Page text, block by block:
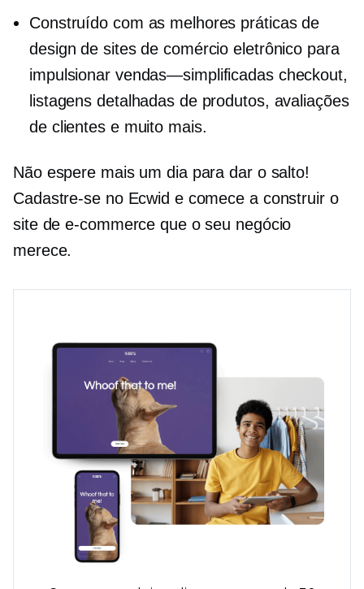
Construído com as melhores práticas de
design de sites de comércio eletrônico para
impulsionar vendas—simplificadascheckout,
listagens detalhadas de produtos, avaliações
de clientes e muito mais.
Não espere mais um dia para dar o salto!
Cadastre-se no Ecwid e comece a construir o
site de e-commerce que o seu negócio
merece.